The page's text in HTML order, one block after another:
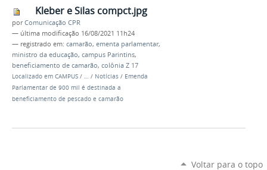
Kleber e Silas compct.jpg
porComunicação CPR
— última modificação 16/08/2021 11h24
— registrado em: camarão, ementa parlamentar,
ministro da educação, campus Parintins,
beneficiamento de camarão, colônia Z 17
Localizado em CAMPUS / … / Notícias / Emenda
Parlamentar de 900 mil é destinada a
beneficiamento de pescado e camarão
Voltar para o topo